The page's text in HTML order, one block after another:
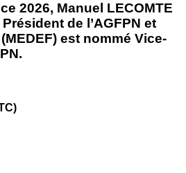
2026, Manuel LECOMTE
de l’AGFPN et
est nommé Vice-